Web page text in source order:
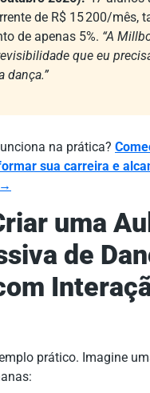
de R$ 15 200/mês,
de apenas 5%. “A
que eu
dança.”
na prática?
sua carreira e
uma
de
prático. Imagine